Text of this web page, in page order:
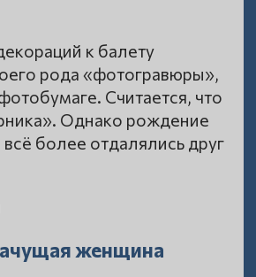
к балету
рода «фотогравюры»,
Считается, что
Однако рождение
более отдалялись друг
женщина